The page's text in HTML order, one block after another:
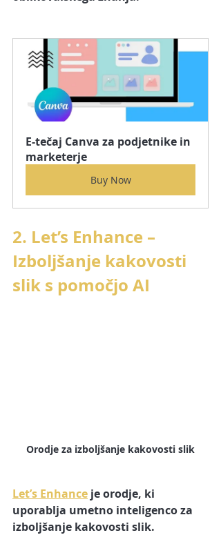
E-tečaj Canva za podjetnike in
marketerje
Buy Now
2. Let’s Enhance –
Izboljšanje kakovosti
slik s pomočjo AI
Orodje za izboljšanje kakovosti slik
Let’s Enhance je orodje, ki
uporablja umetno inteligenco za
izboljšanje kakovosti slik.